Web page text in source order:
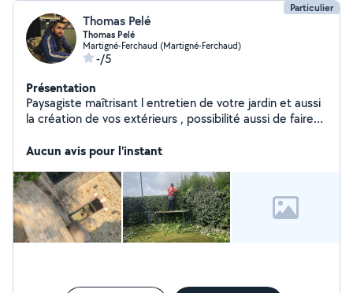
Particulier
Thomas Pelé
Thomas Pelé
Martigné-Ferchaud (Martigné-Ferchaud)
-/5
Présentation
Paysagiste maîtrisant l entretien de votre jardin et aussi
la création de vos extérieurs , possibilité aussi de faire
Aucun avis pour l'instant